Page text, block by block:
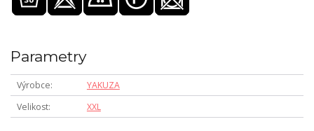
Parametry
Výrobce
YAKUZA
Velikost
XXL